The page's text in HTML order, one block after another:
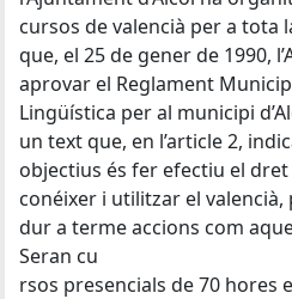
cursos de valencià per a tota
que, el 25 de gener de 1990,
aprovar el Reglament
Lingüística per al municipi
un text que, en l’article 2,
objectius és fer efectiu el
conéixer i utilitzar el
dur a terme accions com
Seran cu
rsos presencials de 70 hores